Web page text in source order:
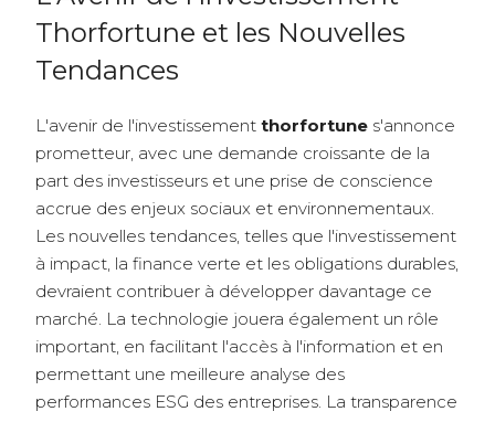
Thorfortune et les Nouvelles
Tendances
L'avenir de l'investissement thorfortune s'annonce
prometteur, avec une demande croissante de la
part des investisseurs et une prise de conscience
accrue des enjeux sociaux et environnementaux.
Les nouvelles tendances, telles que l'investissement
à impact, la finance verte et les obligations durables,
devraient contribuer à développer davantage ce
marché. La technologie jouera également un rôle
important, en facilitant l'accès à l'information et en
permettant une meilleure analyse des
performances ESG des entreprises. La transparence